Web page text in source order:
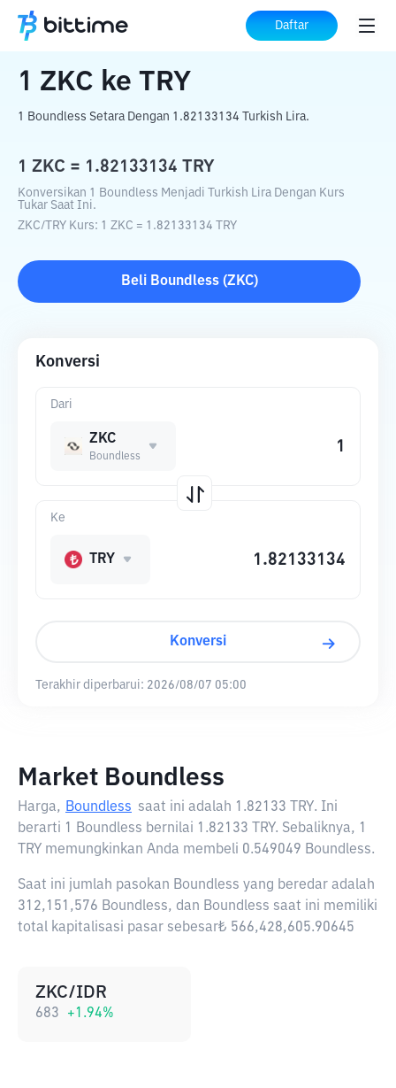
Daftar
Beranda Konverter Kripto ke TRY
1 ZKC ke TRY
1 Boundless Setara Dengan 1.82133134 Turkish Lira.
1 ZKC = 1.82133134 TRY
Konversikan 1 Boundless Menjadi Turkish Lira Dengan Kurs
Tukar Saat Ini.
ZKC/ TRY Kurs: 1 ZKC = 1.82133134 TRY
Beli Boundless(ZKC)
Konversi
Dari
ZKC
Boundless
Ke
TRY
Konversi
Terakhir diperbarui: 2026/08/07 05:00
Market Boundless
Harga, Boundless saat ini adalah 1.82133 TRY. Ini
berarti 1 Boundless bernilai 1.82133 TRY. Sebaliknya, 1
TRY memungkinkan Anda membeli 0.549049 Boundless.
Saat ini jumlah pasokan Boundless yang beredar adalah
312,151,576 Boundless, dan Boundless saat ini memiliki
total kapitalisasi pasar sebesar₺ 566,428,605.90645
ZKC/IDR
683 +1.94%